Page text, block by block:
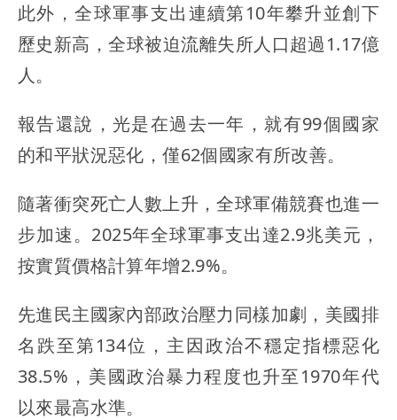
此外，全球軍事支出連續第10年攀升並創下
歷史新高，全球被迫流離失所人口超過1.17億
人。
報告還說，光是在過去一年，就有99個國家
的和平狀況惡化，僅62個國家有所改善。
隨著衝突死亡人數上升，全球軍備競賽也進一
步加速。2025年全球軍事支出達2.9兆美元，
按實質價格計算年增2.9%。
先進民主國家內部政治壓力同樣加劇，美國排
名跌至第134位，主因政治不穩定指標惡化
38.5%，美國政治暴力程度也升至1970年代
以來最高水準。